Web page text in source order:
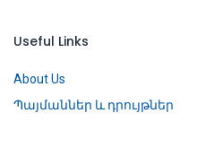
Useful Links
About Us
Պայմաններ և դրույթներ